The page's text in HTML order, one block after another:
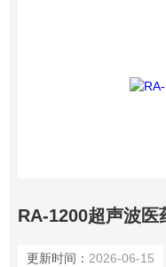
RA-1200超声波医
更新时间： 2026-06-15